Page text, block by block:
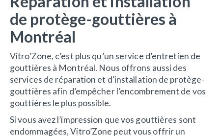
de protège-gouttières à
Montréal
Vitro’Zone, c’est plus qu’un service d’entretien de
gouttières à Montréal. Nous offrons aussi des
services de réparation et d’installation de protège-
gouttières afin d’empêcher l’encombrement de vos
gouttières le plus possible.
Si vous avez l’impression que vos gouttières sont
endommagées, Vitro’Zone peut vous offrir un